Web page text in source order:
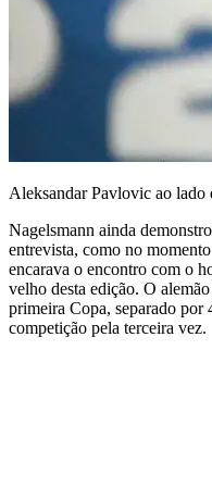
Aleksandar Pavlovic ao lado
Nagelsmann ainda
entrevista, como no
encarava o encontro com o
velho desta edição. O
primeira Copa, separado por
competição pela terceira vez.